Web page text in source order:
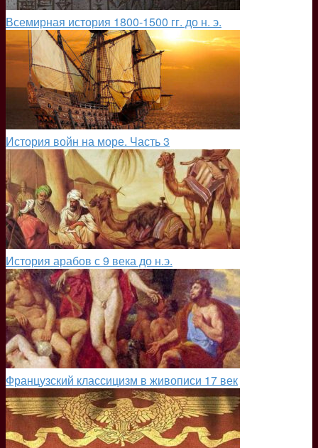
Всемирная история 1800-1500 гг. до н. э.
История войн на море. Часть 3
История арабов с 9 века до н.э.
Французский классицизм в живописи 17 век